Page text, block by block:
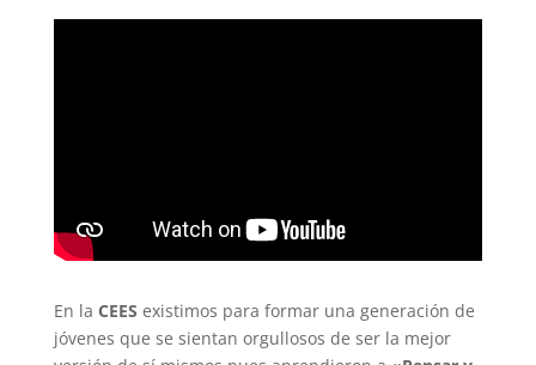
En la CEES existimos para formar una generación de
jóvenes que se sientan orgullosos de ser la mejor